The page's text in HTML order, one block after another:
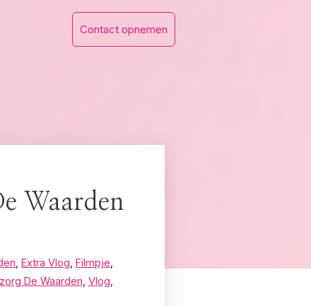
Contact opnemen
Waarden
Extra Vlog Filmpje
De Waarden Vlog